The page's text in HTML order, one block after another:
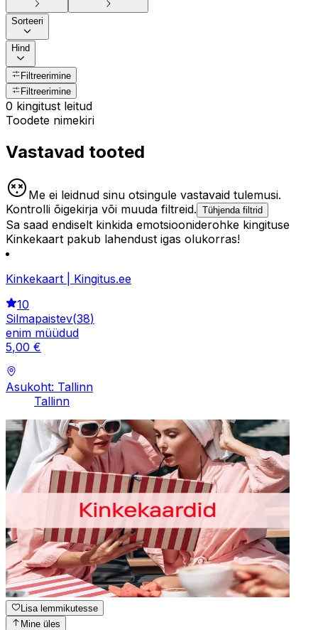
Sorteeri
Hind
Filtreerimine
Filtreerimine
0 kingitust leitud
Toodete nimekiri
Vastavad tooted
Me ei leidnud sinu otsingule vastavaid tulemusi.
Kontrolli õigekirja või muuda filtreid. Tühjenda filtrid
Sa saad endiselt kinkida emotsiooniderohke kingituse
Kinkekaart pakub lahendust igas olukorras!
Kinkekaart | Kingitus.ee
10
Silmapaistev(38)
enim müüdud
5,00 €
Asukoht: Tallinn
Tallinn
Lisa lemmikutesse
Mine üles